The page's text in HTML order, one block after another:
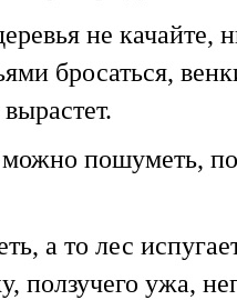
не качайте,
бросаться,
пошуметь,
а то лес
ползучего ужа,